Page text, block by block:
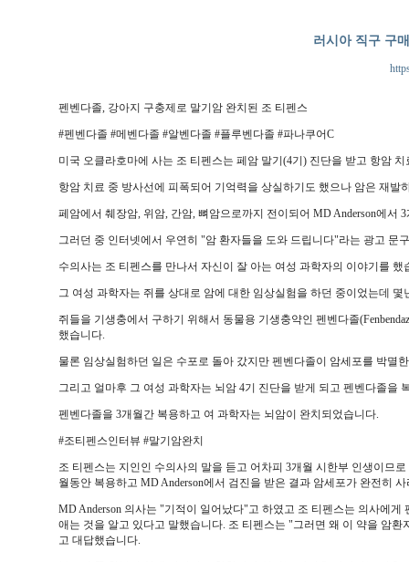
러시아 직구 구
펜벤다졸, 강아지 구충제로 말기암 완치된 조 티펜스
#펜벤다졸 #메벤다졸 #알벤다졸 #플루벤다졸 #파나쿠어C
미국 오클라호마에 사는 조 티펜스는 페암 말기(4기) 진단을 받고 항암
항암 치료 중 방사선에 피폭되어 기억력을 상실하기도 했으나 암은 재발
페암에서 췌장암, 위암, 간암, 뼈암으로까지 전이되어 MD Anderson에서
그러던 중 인터넷에서 우연히 "암 환자들을 도와 드립니다"라는 광고 문
수의사는 조 티펜스를 만나서 자신이 잘 아는 여성 과학자의 이야기를 했
그 여성 과학자는 쥐를 상대로 암에 대한 임상실험을 하던 중이었는데
쥐들을 기생충에서 구하기 위해서 동물용 기생충약인 펜벤다졸
했습니다.
물론 임상실험하던 일은 수포로 돌아 갔지만 펜벤다졸이 암세포를 박멸
그리고 얼마후 그 여성 과학자는 뇌암 4기 진단을 받게 되고 펜벤다졸을
펜벤다졸을 3개월간 복용하고 여 과학자는 뇌암이 완치되었습니다.
#조티펜스인터뷰 #말기암완치
조 티펜스는 지인인 수의사의 말을 듣고 어차피 3개월 시한부 인생이므
월동안 복용하고 MD Anderson에서 검진을 받은 결과 암세포가 완전히
MD Anderson 의사는 "기적이 일어났다"고 하였고 조 티펜스는 의사에
애는 것을 알고 있다고 말했습니다. 조 티펜스는 "그러면 왜 이 약을 암
고 대답했습니다.